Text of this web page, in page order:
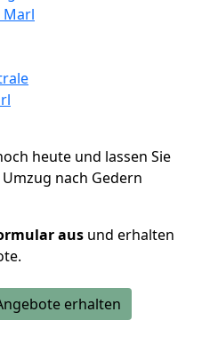
Marl
heute und lassen Sie
nach Gedern
aus und erhalten
erhalten